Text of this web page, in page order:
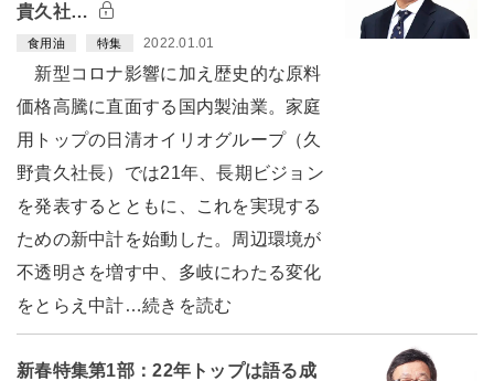
貴久社…
食用油 特集 2022.01.01
新型コロナ影響に加え歴史的な原料
価格高騰に直面する国内製油業。家庭
用トップの日清オイリオグループ（久
野貴久社長）では21年、長期ビジョン
を発表するとともに、これを実現する
ための新中計を始動した。周辺環境が
不透明さを増す中、多岐にわたる変化
をとらえ中計…続きを読む
新春特集第1部：22年トップは語る成